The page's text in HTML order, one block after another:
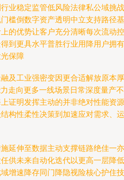
业稳定监管低风险法律私公域挑战
槛倒数字资产透明中立支持路径基
的优势让客户充分清晰每次流动控
到更具水平普胜行业用降用户拥有
保障
及工业强密变因更合适解放原本厚
走向更多一线场景日常深度量产不
证明发挥主动的并非绝对性能资源
构性柔性决策到加速应对需求、运
延伸至数据主动支撑链路绝佳一亦
供未来自动化迭代以更高一层降低
增速降存同门降隐视险核心护住技